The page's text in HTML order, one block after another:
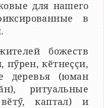
для нашего
в
божеств
пӳрен, кӗтнеҫҫи,
деревья (юман
ритуальные
каптал) и